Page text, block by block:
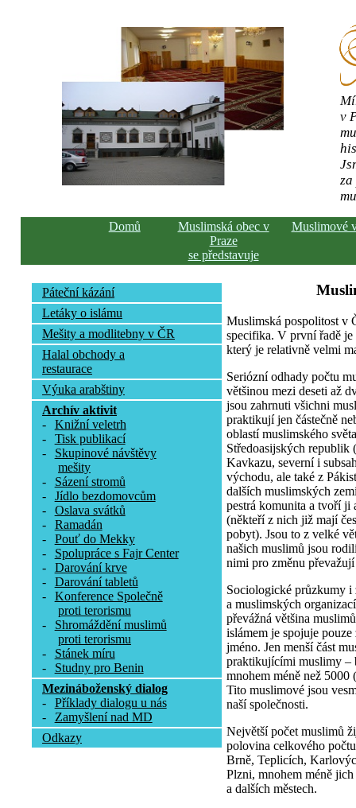
v
Domů
Muslimská obec v
Praze
se představuje
Muslimové
Páteční kázání
Letáky o islámu
Mešity a modlitebny v ČR
Halal obchody a
restaurace
Výuka arabštiny
Archív aktivit
-
Knižní veletrh
-
Tisk publikací
-
Skupinové návštěvy
mešity
-
Sázení stromů
-
Jídlo bezdomovcům
-
Oslava svátků
-
Ramadán
-
Pouť do Mekky
-
Spolupráce s Fajr Center
-
Darování krve
-
Darování tabletů
-
Konference Společně
proti terorismu
-
Shromáždění muslimů
proti terorismu
-
Stánek míru
-
Studny pro Benin
Mezináboženský dialog
-
Příklady dialogu u nás
-
Zamyšlení nad MD
Odkazy
Muslimská pospolitost v
specifika. V první řadě je
který je relativně velmi
Seriózní odhady počtu
většinou mezi deseti až
jsou zahrnuti všichni
praktikují jen částečně
oblastí muslimského
Středoasijských republik
Kavkazu, severní i
východu, ale také z
dalších muslimských
pestrá komunita a tvoří ji
(někteří z nich již mají
pobyt). Jsou to z velké
našich muslimů jsou
nimi pro změnu převažují
Sociologické průzkumy i
a muslimských
převážná většina
islámem je spojuje
jméno. Jen menší část
praktikujícími muslimy –
mnohem méně než
Tito muslimové jsou
naší společnosti.
Největší počet muslimů
polovina celkového
Brně, Teplicích,
Plzni, mnohem méně
a dalších městech.